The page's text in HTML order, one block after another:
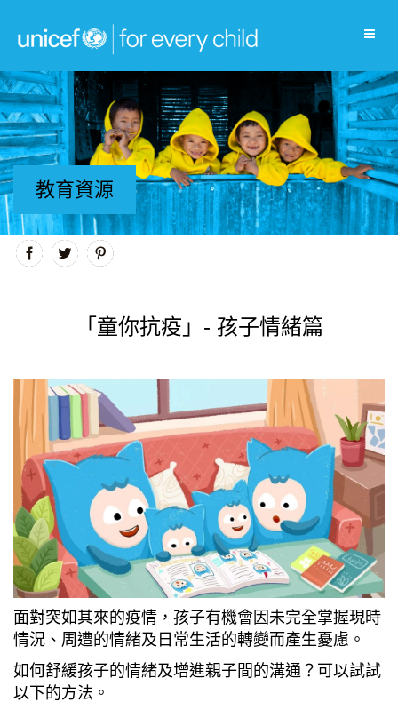
教育資源
「童你抗疫」- 孩子情緒篇
面對突如其來的疫情，孩子有機會因未完全掌握現時
情況、周遭的情緒及日常生活的轉變而產生憂慮。
如何舒緩孩子的情緒及增進親子間的溝通？可以試試
以下的方法。